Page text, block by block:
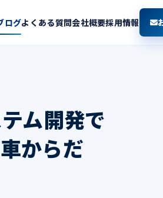
ログよくある質問会社概要採用情報
ム開発で
からだ